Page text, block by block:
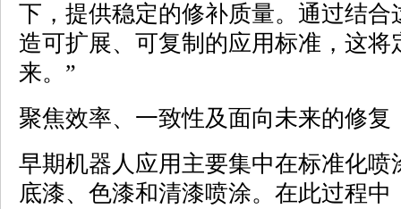
下，提供稳定的修补质量。通过结
造可扩展、可复制的应用标准，这将
来。”
聚焦效率、一致性及面向未来的修复
早期机器人应用主要集中在标准化
底漆、色漆和清漆喷涂。在此过程